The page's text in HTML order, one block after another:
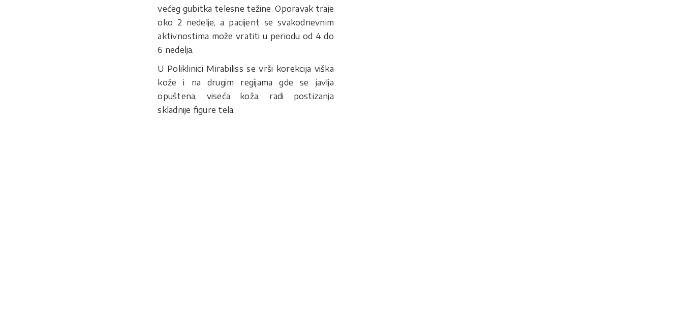
većeg gubitka telesne težine. Oporavak traje
oko 2 nedelje, a pacijent se svakodnevnim
aktivnostima može vratiti u periodu od 4 do
6 nedelja.
U Poliklinici Mirabiliss se vrši korekcija viška
kože i na drugim regijama gde se javlja
opuštena, viseća koža, radi postizanja
skladnije figure tela.